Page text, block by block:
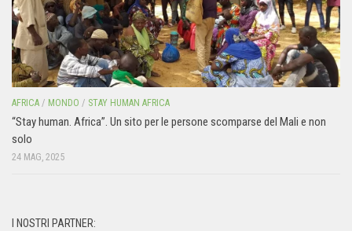
AFRICA / MONDO / STAY HUMAN AFRICA
“Stay human. Africa”. Un sito per le persone scomparse del Mali e non
solo
24 MAG, 2025
I NOSTRI PARTNER: